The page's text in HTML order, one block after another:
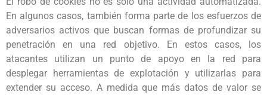
En algunos casos, también forma parte de los esfuerzos de
adversarios activos que buscan formas de profundizar su
penetración en una red objetivo. En estos casos, los
atacantes utilizan un punto de apoyo en la red para
desplegar herramientas de explotación y utilizarlas para
extender su acceso. A medida que más datos de valor se